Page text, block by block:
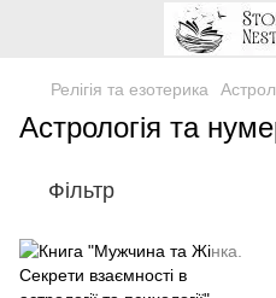
Релігія та езотерика
Астрологія та
Фільтр